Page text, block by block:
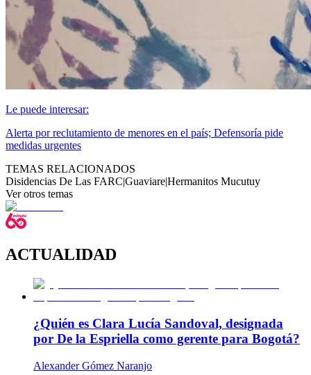
Le puede interesar:
Alerta por reclutamiento de menores en el país; Defensoría pide
medidas urgentes
TEMAS RELACIONADOS
Disidencias De Las FARC|Guaviare|Hermanitos Mucutuy
Ver otros temas
ACTUALIDAD
¿Quién es Clara Lucía Sandoval, designada
por De la Espriella como gerente para Bogotá?
Alexander Gómez Naranjo